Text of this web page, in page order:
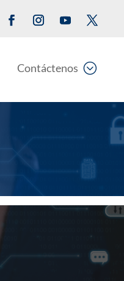
;
Contáctenos